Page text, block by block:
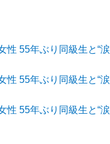
55年ぶり同級生と“
55年ぶり同級生と“
55年ぶり同級生と“